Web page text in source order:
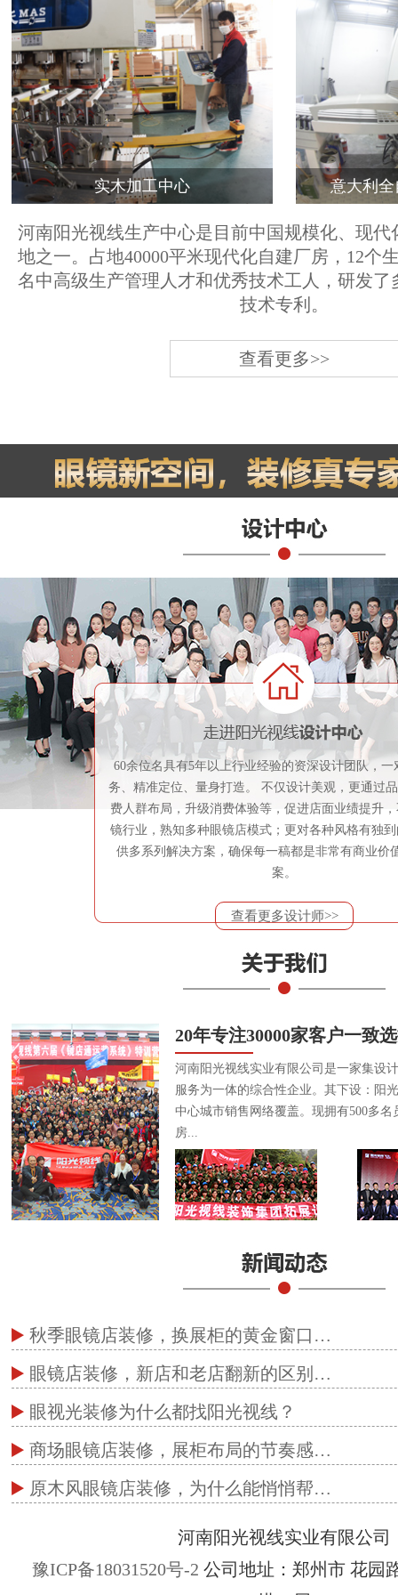
实木加工中心 意大利
河南阳光视线生产中心是目前中国规模化、现代
地之一。占地40000平米现代化自建厂房，12个
名中高级生产管理人才和优秀技术工人，研发了
技术专利。
查看更多>>
60余位名具有5年以上行业经验的资深设计团队，一
务、精准定位、量身打造。 不仅设计美观，更通过
费人群布局，升级消费体验等，促进店面业绩提升
镜行业，熟知多种眼镜店模式；更对各种风格有独
供多系列解决方案，确保每一稿都是非常有商业价
案。
查看更多设计师>>
20年专注30000家客户一致
河南阳光视线实业有限公司是一家集设
服务为一体的综合性企业。其下设：阳
中心城市销售网络覆盖。现拥有500多
房...
秋季眼镜店装修，换展柜的黄金窗口…
眼镜店装修，新店和老店翻新的区别…
眼视光装修为什么都找阳光视线？
商场眼镜店装修，展柜布局的节奏感…
原木风眼镜店装修，为什么能悄悄帮…
河南阳光视线实业有限公司
豫ICP备18031520号-2 公司地址：郑州市 花园